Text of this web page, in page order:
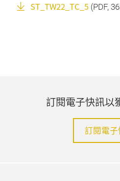
ST_TW22_TC_5 (PDF,
訂閱電子快訊以
訂閱電子